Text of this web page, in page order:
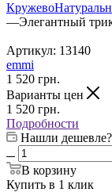
Кружево
—Элегантный
Артикул: 13140
emmi
1 520 грн.
Варианты цен
1 520 грн.
Подробности
Нашли дешевле?
В корзину
Купить в 1 клик